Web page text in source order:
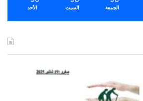
الجمعة السبت الأحد